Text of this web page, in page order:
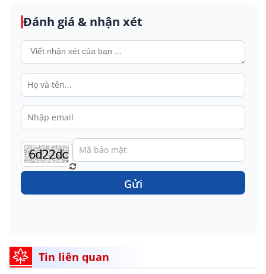
Đánh giá & nhận xét
Gửi
Tin liên quan